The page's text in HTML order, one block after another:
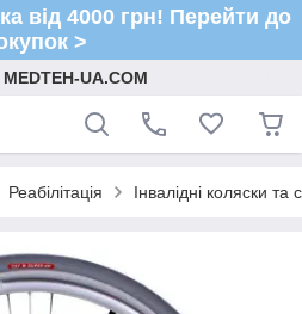
від 4000 грн! Перейти до
>
UA.COM
Реабілітація Інвалідні коляски та